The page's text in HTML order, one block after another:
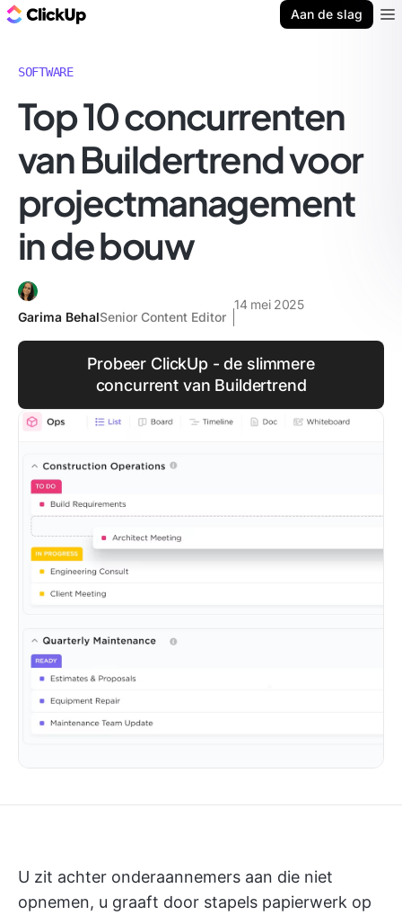
Aan de slag
SOFTWARE
Top 10 concurrenten
van Buildertrend voor
projectmanagement
in de bouw
Garima BehalSenior Content Editor
14 mei 2025
Probeer ClickUp - de slimmere
concurrent van Buildertrend
U zit achter onderaannemers aan die niet
opnemen, u graaft door stapels papierwerk op